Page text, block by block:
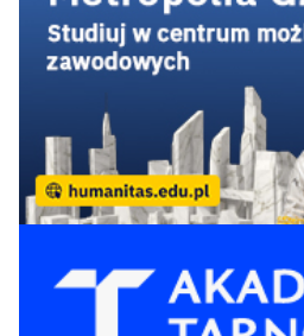
81-
Akademia
Wychowania
Warszawie
81-
93
Międzynarodowa
Wyższa Szkoła
Logistyki i
Uniwersytet
Andrzeja Frycza